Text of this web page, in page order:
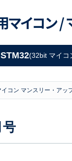
マイコン /
STM32(32bit マイコ
コン マンスリー・アッ
号